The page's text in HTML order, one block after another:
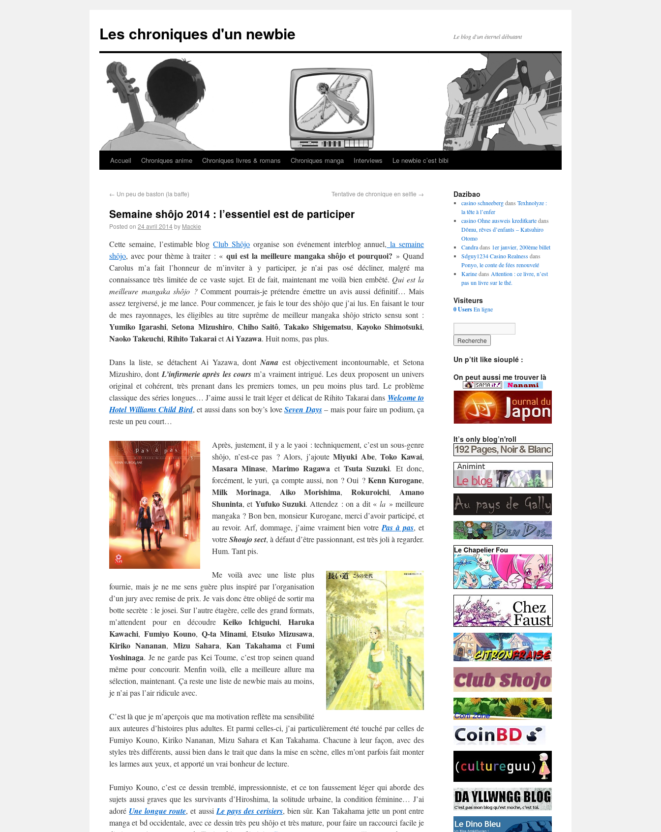
Les chroniques d'un newbie Le blog d'un éternel débutant
Accueil Chroniques anime Chroniques livres & romans Chroniques manga Interviews Le newbie c’est bibi
← Un peu de baston (la baffe) Tentative de chronique en selfie →
Semaine shôjo 2014 : l’essentiel est de participer
Posted on 24 avril 2014by Mackie
Cette semaine, l’estimable blogClub Shôjo organise son événement interblog annuel, la semaine
shôjo, avec pour thème à traiter : « qui est la meilleure mangaka shôjo et pourquoi? » Quand
Carolus m’a fait l’honneur de m’inviter à y participer, je n’ai pas osé décliner, malgré ma
connaissance très limitée de ce vaste sujet. Et de fait, maintenant me voilà bien embêté. Qui est la
meilleure mangaka shôjo ?Comment pourrais-je prétendre émettre un avis aussi définitif… Mais
assez tergiversé, je me lance. Pour commencer, je fais le tour des shôjo que j’ai lus. En faisant le tour
de mes rayonnages, les éligibles au titre suprême de meilleur mangaka shôjo stricto sensu sont :
Yumiko Igarashi,Setona Mizushiro, Chiho Saitô,Takako Shigematsu, Kayoko Shimotsuki,
NaokoTakeuchi, Rihito TakaraietAiYazawa. Huit noms, pas plus.
Dans la liste, se détachent Ai Yazawa, dontNana est objectivement incontournable, et Setona
Mizushiro, dont L’infirmerie après les coursm’a vraiment intrigué. Les deux proposent un univers
original et cohérent, très prenant dans les premiers tomes, un peu moins plus tard. Le problème
classique des séries longues… J’aime aussi le trait léger et délicat de Rihito Takarai dans Welcome to
Hotel Williams Child Bird, et aussi dans son boy’s loveSeven Days– mais pour faire un podium, ça
reste un peu court…
Après, justement, il y a le yaoi : techniquement, c’est un sous-genre
shôjo, n’est-ce pas ? Alors, j’ajouteMiyuki Abe,Toko Kawai,
Masara Minase, Marimo Ragawa et Tsuta Suzuki. Et donc,
forcément, le yuri, ça compte aussi, non ? Oui ? Kenn Kurogane,
Milk Morinaga, Aiko Morishima, Rokuroichi, Amano
Shuninta, et Yufuko Suzuki. Attendez : on a dit «la » meilleure
mangaka ? Bon ben, monsieur Kurogane, merci d’avoir participé, et
au revoir. Arf, dommage, j’aime vraiment bien votrePas à pas, et
votreShoujo sect, à défaut d’être passionnant, est très joli à regarder.
Hum. Tant pis.
Me voilà avec une liste plus
fournie, mais je ne me sens guère plus inspiré par l’organisation
d’un jury avec remise de prix. Je vais donc être obligé de sortir ma
botte secrète : le josei. Sur l’autre étagère, celle des grand formats,
m’attendent pour en découdre Keiko Ichiguchi,Haruka
Kawachi, Fumiyo Kouno, Q-ta Minami,Etsuko Mizusawa,
Kiriko Nananan, Mizu Sahara, Kan Takahama et Fumi
Yoshinaga. Je ne garde pas Kei Toume, c’est trop seinen quand
même pour concourir. Menfin voilà, elle a meilleure allure ma
sélection, maintenant. Ça reste une liste de newbie mais au moins,
je n’ai pas l’air ridicule avec.
C’est là que je m’aperçois que ma motivation reflète ma sensibilité
aux auteures d’histoires plus adultes. Et parmi celles-ci, j’ai particulièrement été touché par celles de
Fumiyo Kouno, Kiriko Nananan, Mizu Sahara et Kan Takahama. Chacune à leur façon, avec des
styles très différents, aussi bien dans le trait que dans la mise en scène, elles m’ont parfois fait monter
les larmes aux yeux, et apporté un vrai bonheur de lecture.
Fumiyo Kouno, c’est ce dessin tremblé, impressionniste, et ce ton faussement léger qui aborde des
sujets aussi graves que les survivants d’Hiroshima, la solitude urbaine, la condition féminine… J’ai
adoré Une longue route, et aussi Le pays des cerisiers, bien sûr. Kan Takahama jette un pont entre
manga et bd occidentale, avec ce dessin très peu shôjo et très mature, pour faire un raccourci facile je
Dazibao
casino schneebergdans Texhnolyze :
la tête à l’enfer
casino Ohne ausweis kreditkartedans
Dômu, rêves d’enfants – Katsuhiro
Otomo
Candradans 1er janvier, 200ème billet
Sdguy1234 Casino Realnessdans
Ponyo, le conte de fées renouvelé
Karinedans Attention : ce livre, n’est
pas un livre sur le thé.
Visiteurs
0 UsersEn ligne
Un p’tit like siouplé :
On peut aussi me trouver là
It’s only blog’n'roll